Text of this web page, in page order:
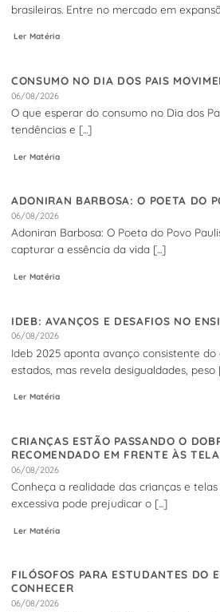
brasileiras. Entre no mercado em
Ler Matéria
CONSUMO NO DIA DOS PAIS
06/08/2026
O que esperar do consumo no Dia dos
tendências e [...]
Ler Matéria
ADONIRAN BARBOSA: O POETA DO
06/08/2026
Adoniran Barbosa: O Poeta do Povo
capturar a essência da vida [...]
Ler Matéria
IDEB: AVANÇOS E DESAFIOS NO
06/08/2026
Ideb 2025 aponta avanço consistente do
estados, mas revela desigualdades, peso
Ler Matéria
CRIANÇAS ESTÃO PASSANDO O
RECOMENDADO EM FRENTE ÀS
06/08/2026
Conheça a realidade das crianças e
excessiva pode prejudicar o [...]
Ler Matéria
FILÓSOFOS PARA ESTUDANTES DO
CONHECER
06/08/2026